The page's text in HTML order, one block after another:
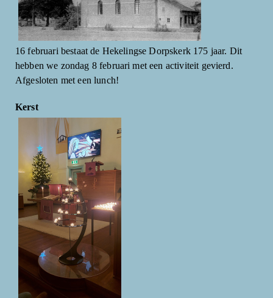
16 februari bestaat de Hekelingse Dorpskerk 175 jaar. Dit
hebben we zondag 8 februari met een activiteit gevierd.
Afgesloten met een lunch!
Kerst